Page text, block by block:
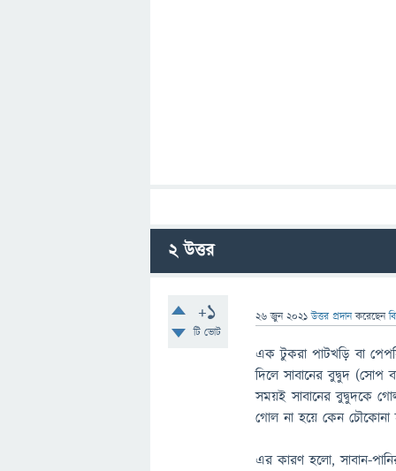
2উত্তর
+1
টি ভোট
26 জুন 2021 উত্তর প্রদান করেছেন
এক টুকরা পাটখড়ি বা
দিলে সাবানের বুদ্বুদ
সময়ই সাবানের বুদ্বুদকে
গোল না হয়ে কেন চৌকোনা
এর কারণ হলো, সাবান-